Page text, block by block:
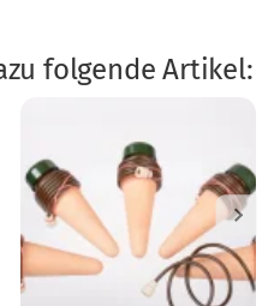
folgende Artikel: